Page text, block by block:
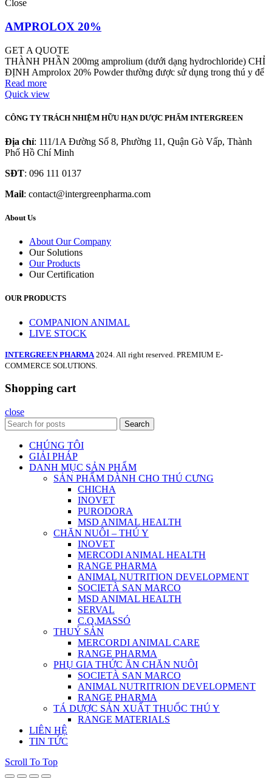
Close
AMPROLOX 20%
GET A QUOTE
THÀNH PHẦN 200mg amprolium (dưới dạng hydrochloride) CHỈ
ĐỊNH Amprolox 20% Powder thường được sử dụng trong thú y để
Read more
Quick view
CÔNG TY TRÁCH NHIỆM HỮU HẠN DƯỢC PHẨM INTERGREEN
Địa chỉ: 111/1A Đường Số 8, Phường 11, Quận Gò Vấp, Thành
Phố Hồ Chí Minh
SĐT: 096 111 0137
Mail: contact@intergreenpharma.com
About Us
About Our Company
Our Solutions
Our Products
Our Certification
OUR PRODUCTS
COMPANION ANIMAL
LIVE STOCK
INTERGREEN PHARMA 2024. All right reserved. PREMIUM E-
COMMERCE SOLUTIONS.
Shopping cart
close
bison casino logowanie GalabetpincoIce Casino
Search
CHÚNG TÔI
GIẢI PHÁP
DANH MỤC SẢN PHẨM
SẢN PHẨM DÀNH CHO THÚ CƯNG
CHICHA
INOVET
PURODORA
MSD ANIMAL HEALTH
CHĂN NUÔI – THÚ Y
INOVET
MERCODI ANIMAL HEALTH
RANGE PHARMA
ANIMAL NUTRITION DEVELOPMENT
SOCIETÀ SAN MARCO
MSD ANIMAL HEALTH
SERVAL
C.Q.MASSÓ
THUỶ SẢN
MERCORDI ANIMAL CARE
RANGE PHARMA
PHỤ GIA THỨC ĂN CHĂN NUÔI
SOCIETÀ SAN MARCO
ANIMAL NUTRITRION DEVELOPMENT
RANGE PHARMA
TÁ DƯỢC SẢN XUẤT THUỐC THÚ Y
RANGE MATERIALS
LIÊN HỆ
TIN TỨC
Scroll To Top